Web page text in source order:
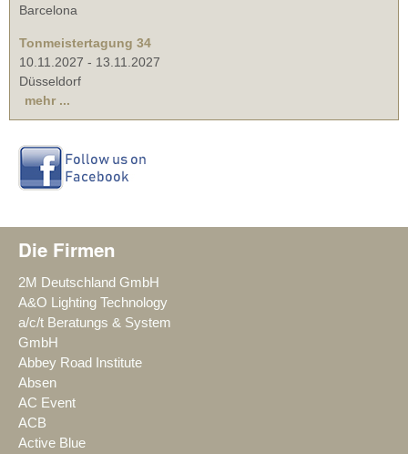
Barcelona
Tonmeistertagung 34
10.11.2027 - 13.11.2027
Düsseldorf
mehr ...
Die Firmen
2M Deutschland GmbH
A&O Lighting Technology
a/c/t Beratungs & System
GmbH
Abbey Road Institute
Absen
AC Event
ACB
Active Blue